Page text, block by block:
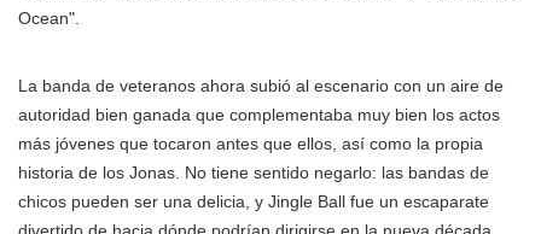
Ocean".
La banda de veteranos ahora subió al escenario con un aire de
autoridad bien ganada que complementaba muy bien los actos
más jóvenes que tocaron antes que ellos, así como la propia
historia de los Jonas. No tiene sentido negarlo: las bandas de
chicos pueden ser una delicia, y Jingle Ball fue un escaparate
divertido de hacia dónde podrían dirigirse en la nueva década.